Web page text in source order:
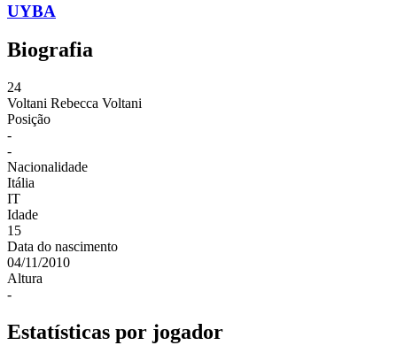
UYBA
Biografia
24
Voltani Rebecca Voltani
Posição
-
-
Nacionalidade
Itália
IT
Idade
15
Data do nascimento
04/11/2010
Altura
-
Estatísticas por jogador